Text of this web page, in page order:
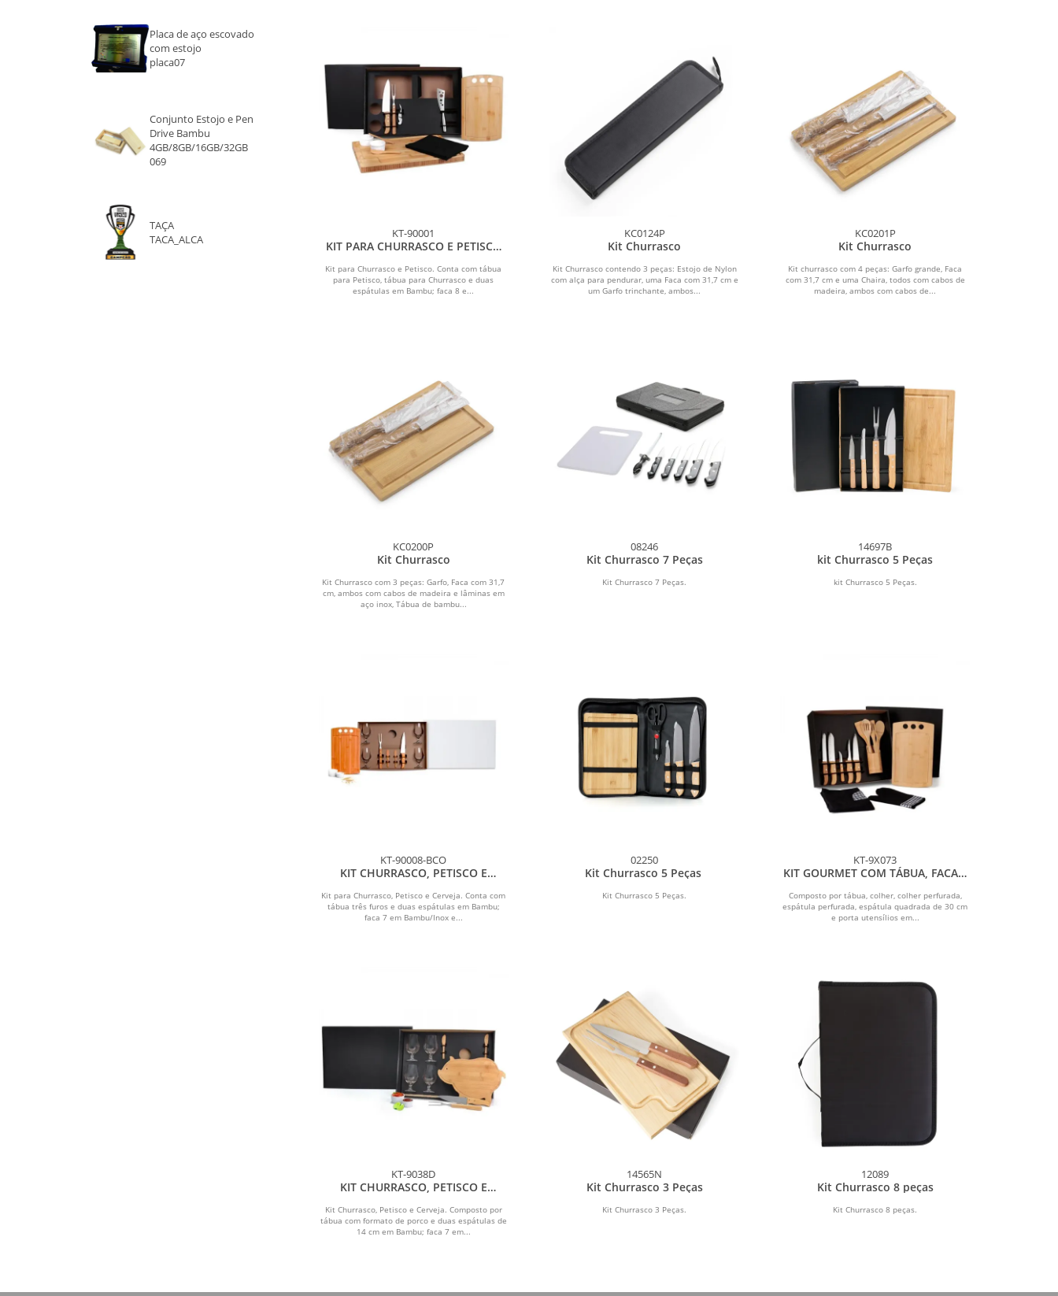
Placa de aço escovado
com estojo
placa07
Conjunto Estojo e Pen
Drive Bambu
4GB/8GB/16GB/32GB
069
TAÇA
TACA_ALCA
KT-90001
KIT PARA CHURRASCO E PETISCO
Kit para Churrasco e Petisco. Conta com tábua
para Petisco, tábua para Churrasco e duas
espátulas em Bambu; faca 8 e...
KC0124P
Kit Churrasco
Kit Churrasco contendo 3 peças: Estojo de Nylon
com alça para pendurar, uma Faca com 31,7 cm e
um Garfo trinchante, ambos...
KC0201P
Kit Churrasco
Kit churrasco com 4 peças: Garfo grande, Faca
com 31,7 cm e uma Chaira, todos com cabos de
madeira, ambos com cabos de...
KC0200P
Kit Churrasco
Kit Churrasco com 3 peças: Garfo, Faca com 31,7
cm, ambos com cabos de madeira e lâminas em
aço inox, Tábua de bambu...
08246
Kit Churrasco 7 Peças
Kit Churrasco 7 Peças.
14697B
kit Churrasco 5 Peças
kit Churrasco 5 Peças.
KT-90008-BCO
KIT CHURRASCO, PETISCO E
Kit para Churrasco, Petisco e Cerveja. Conta com
tábua três furos e duas espátulas em Bambu;
faca 7 em Bambu/Inox e...
02250
Kit Churrasco 5 Peças
Kit Churrasco 5 Peças.
KT-9X073
KIT GOURMET COM TÁBUA, FACAS,
Composto por tábua, colher, colher perfurada,
espátula perfurada, espátula quadrada de 30 cm
e porta utensílios em...
KT-9038D
KIT CHURRASCO, PETISCO E
Kit Churrasco, Petisco e Cerveja. Composto por
tábua com formato de porco e duas espátulas de
14 cm em Bambu; faca 7 em...
14565N
Kit Churrasco 3 Peças
Kit Churrasco 3 Peças.
12089
Kit Churrasco 8 peças
Kit Churrasco 8 peças.